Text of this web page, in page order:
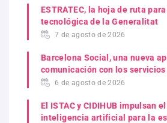
ESTRATEC, la hoja de ruta
tecnológica de la Generalitat
7 de agosto de 2026
Barcelona Social, una nueva
comunicación con los
6 de agosto de 2026
El ISTAC y CIDIHUB impulsan
inteligencia artificial para la